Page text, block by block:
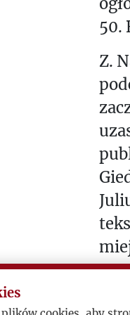
50.
Z.